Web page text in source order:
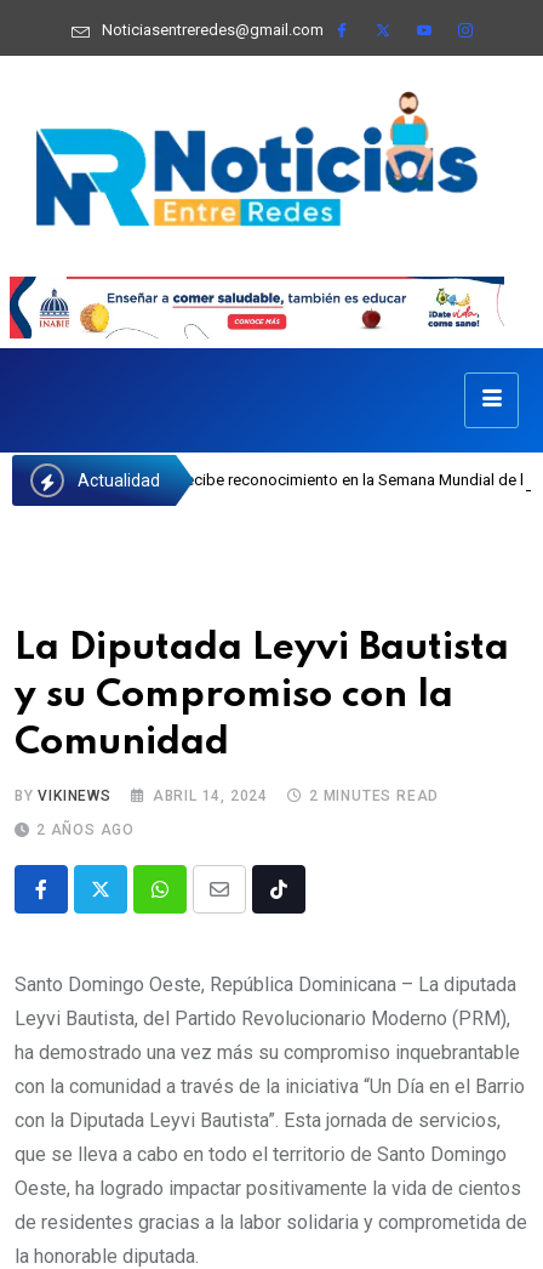
Noticiasentreredes@gmail.com
Actualidad
recibe reconocimiento en la Semana Mundial de la Lactancia Materna
La Diputada Leyvi Bautista
y su Compromiso con la
Comunidad
BYVIKINEWS ABRIL 14, 2024
2 MINUTES READ
2 AÑOS AGO
Santo Domingo Oeste, República Dominicana – La diputada
Leyvi Bautista, del Partido Revolucionario Moderno (PRM),
ha demostrado una vez más su compromiso inquebrantable
con la comunidad a través de la iniciativa “Un Día en el Barrio
con la Diputada Leyvi Bautista”. Esta jornada de servicios,
que se lleva a cabo en todo el territorio de Santo Domingo
Oeste, ha logrado impactar positivamente la vida de cientos
de residentes gracias a la labor solidaria y comprometida de
la honorable diputada.